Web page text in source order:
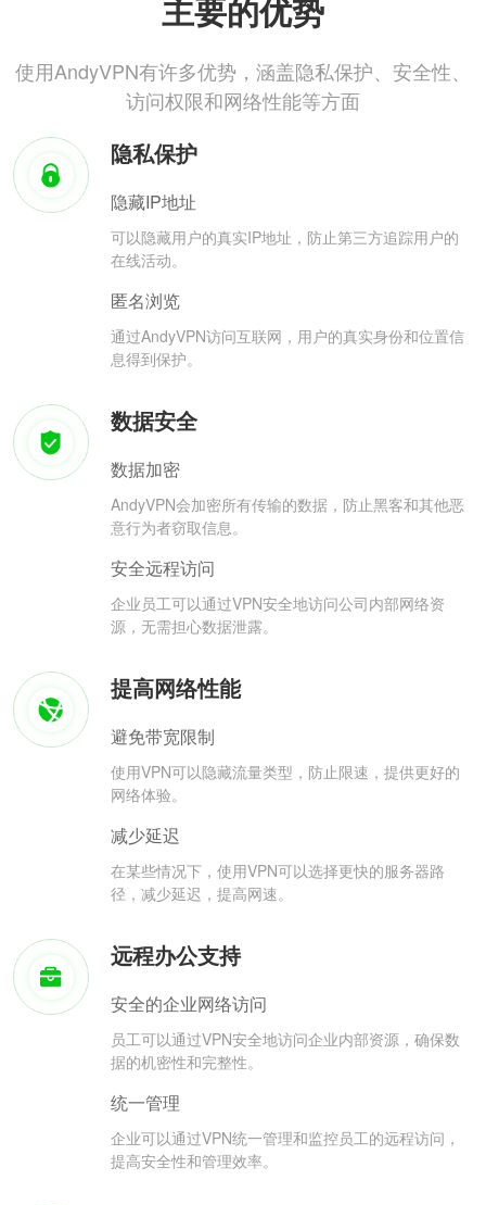
主要的优势
使用AndyVPN有许多优势，涵盖隐私保护、安全性、
访问权限和网络性能等方面
隐私保护
隐藏IP地址
可以隐藏用户的真实IP地址，防止第三方追踪用户的
在线活动。
匿名浏览
通过AndyVPN访问互联网，用户的真实身份和位置信
息得到保护。
数据安全
数据加密
AndyVPN会加密所有传输的数据，防止黑客和其他恶
意行为者窃取信息。
安全远程访问
企业员工可以通过VPN安全地访问公司内部网络资
源，无需担心数据泄露。
提高网络性能
避免带宽限制
使用VPN可以隐藏流量类型，防止限速，提供更好的
网络体验。
减少延迟
在某些情况下，使用VPN可以选择更快的服务器路
径，减少延迟，提高网速。
远程办公支持
安全的企业网络访问
员工可以通过VPN安全地访问企业内部资源，确保数
据的机密性和完整性。
统一管理
企业可以通过VPN统一管理和监控员工的远程访问，
提高安全性和管理效率。